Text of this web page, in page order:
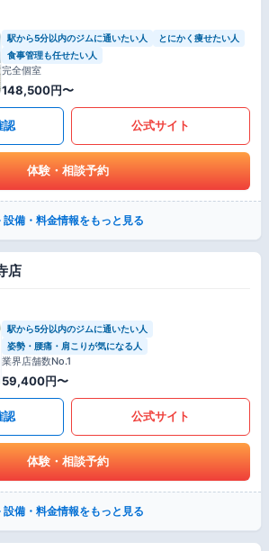
駅から5分以内のジムに通いたい人
とにかく痩せたい人
食事管理も任せたい人
完全個室
148,500円〜
認 公式サイト
体験・相談予約
設備・料金情報をもっと見る
店
駅から5分以内のジムに通いたい人
姿勢・腰痛・肩こりが気になる人
業界店舗数No.1
59,400円〜
認 公式サイト
体験・相談予約
設備・料金情報をもっと見る